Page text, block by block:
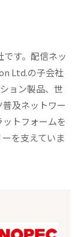
す。配信ネッ
Ltd.の子会社
ョン製品、世
及ネットワー
トフォームを
を支えていま